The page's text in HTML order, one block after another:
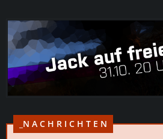
_N A C H R I C H T E N